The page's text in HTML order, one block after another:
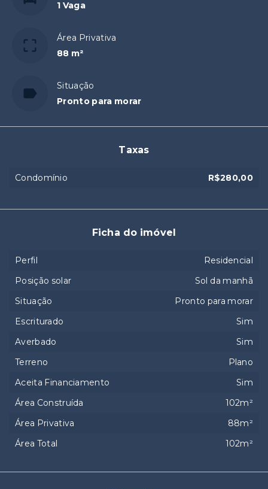
1 Vaga
Área Privativa
88 m²
Situação
Pronto para morar
Taxas
Condomínio R$280,00
Ficha do imóvel
Perfil
Residencial
Posição solar
Sol da manhã
Situação
Pronto para morar
Escriturado
Sim
Averbado
Sim
Terreno
Plano
Aceita Financiamento
Sim
Área Construída
102m²
Área Privativa
88m²
Área Total
102m²